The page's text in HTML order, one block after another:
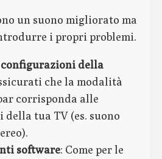
un suono migliorato ma
i propri problemi.
della
che la modalità
corrisponda alle
della tua TV (es. suono
software: Come per le